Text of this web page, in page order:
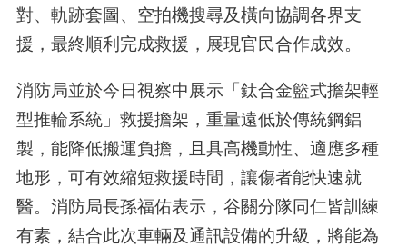
對、軌跡套圖、空拍機搜尋及橫向協調各界支
援，最終順利完成救援，展現官民合作成效。
消防局並於今日視察中展示「鈦合金籃式擔架輕
型推輪系統」救援擔架，重量遠低於傳統鋼鋁
製，能降低搬運負擔，且具高機動性、適應多種
地形，可有效縮短救援時間，讓傷者能快速就
醫。消防局長孫福佑表示，谷關分隊同仁皆訓練
有素，結合此次車輛及通訊設備的升級，將能為